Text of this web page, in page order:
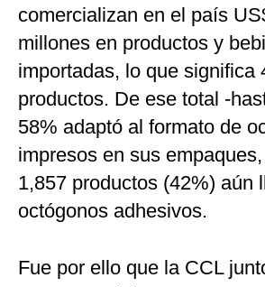
comercializan en el país
millones en productos y
importadas, lo que significa
productos. De ese total -
58% adaptó al formato de
impresos en sus
1,857 productos (42%) aún
octógonos adhesivos.
Fue por ello que la CCL